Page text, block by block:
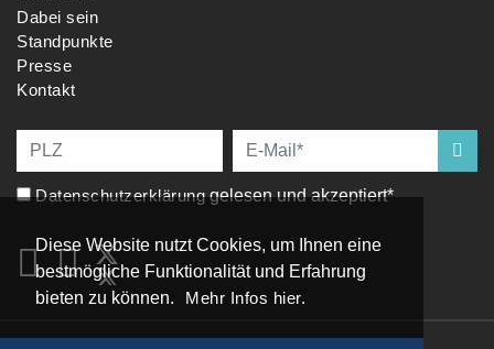
Diese Website nutzt Cookies, um Ihnen eine
bestmögliche Funktionalität und Erfahrung
bieten zu können.
Mehr Infos hier.
Dabei sein
Standpunkte
Presse
Kontakt
Datenschutzerklärunggelesen und akzeptiert*